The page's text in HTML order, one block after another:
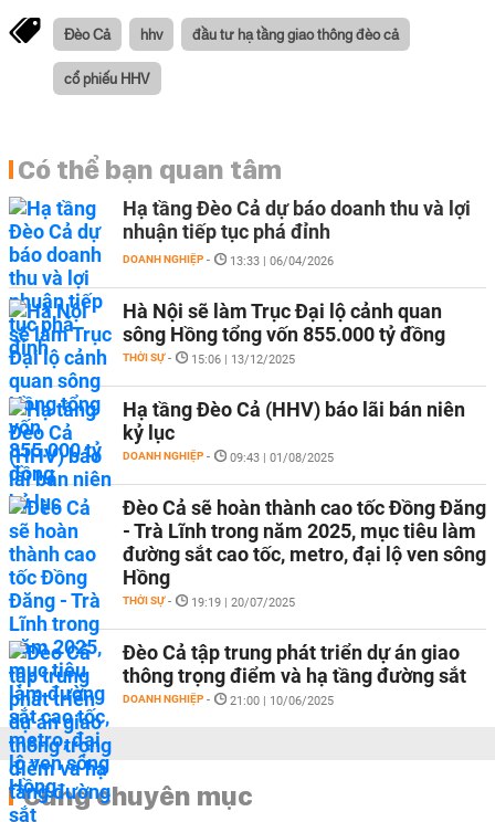
Đèo Cả hhv đầu tư hạ tầng giao thông đèo cả
cổ phiếu HHV
Có thể bạn quan tâm
Hạ tầng Đèo Cả dự báo doanh thu và lợi
nhuận tiếp tục phá đỉnh
DOANH NGHIỆP - 13:33 | 06/04/2026
Hà Nội sẽ làm Trục Đại lộ cảnh quan
sông Hồng tổng vốn 855.000 tỷ đồng
THỜI SỰ - 15:06 | 13/12/2025
Hạ tầng Đèo Cả (HHV) báo lãi bán niên
kỷ lục
DOANH NGHIỆP - 09:43 | 01/08/2025
Đèo Cả sẽ hoàn thành cao tốc Đồng Đăng
- Trà Lĩnh trong năm 2025, mục tiêu làm
đường sắt cao tốc, metro, đại lộ ven sông
Hồng
THỜI SỰ - 19:19 | 20/07/2025
Đèo Cả tập trung phát triển dự án giao
thông trọng điểm và hạ tầng đường sắt
DOANH NGHIỆP - 21:00 | 10/06/2025
Cùng chuyên mục